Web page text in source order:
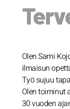
Olen Sami
ilmaisun
Työ sujuu
Olen toiminut
30 vuoden